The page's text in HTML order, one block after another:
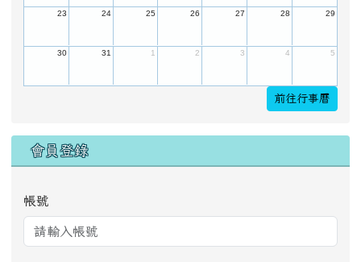
23 24 25 26 27 28 29
30 31 1 2 3 4 5
前往行事曆
會員登錄
帳號